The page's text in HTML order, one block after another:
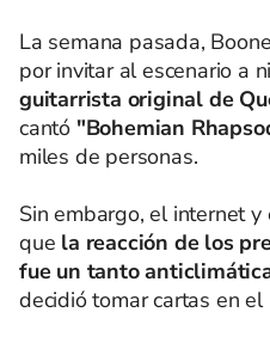
La semana pasada,
por invitar al escenario a
guitarrista original de
cantó "Bohemian
miles de personas.
Sin embargo, el internet
que la reacción de los
fue un tanto
decidió tomar cartas en el